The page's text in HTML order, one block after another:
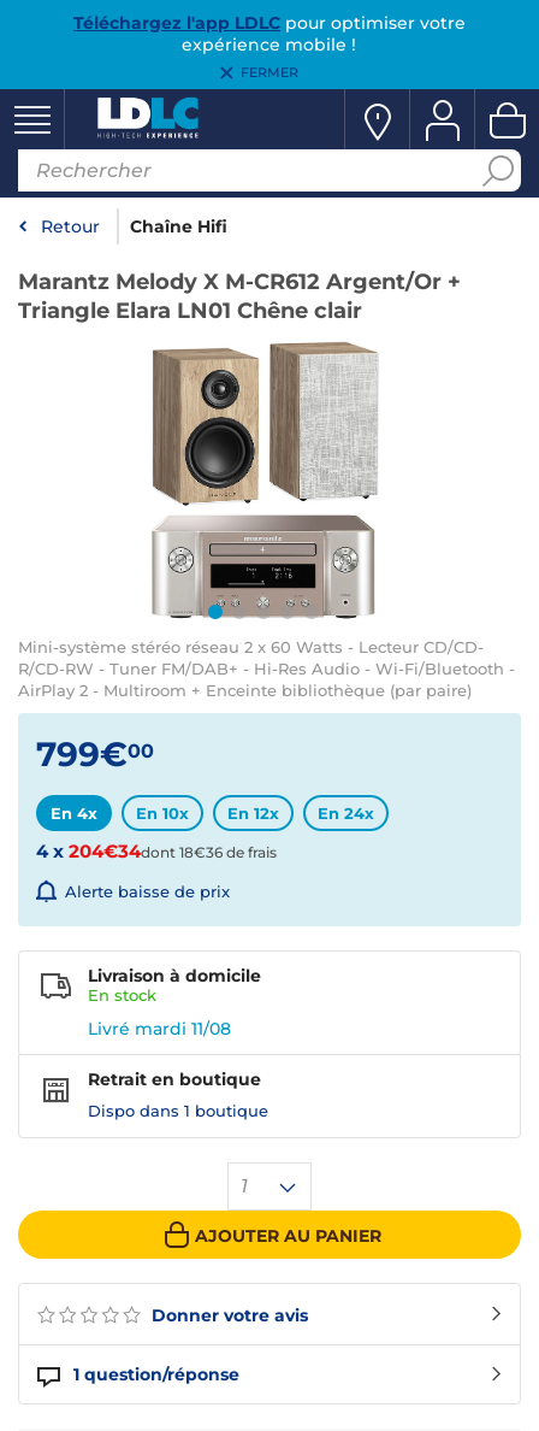
Téléchargez l'app LDLCpour optimiser votre
expérience mobile !
FERMER
Retour Chaîne Hifi
Marantz Melody X M-CR612 Argent/Or +
Triangle Elara LN01 Chêne clair
Mini-système stéréo réseau 2 x 60 Watts - Lecteur CD/CD-
R/CD-RW - Tuner FM/DAB+ - Hi-Res Audio - Wi-Fi/Bluetooth -
AirPlay 2 - Multiroom + Enceinte bibliothèque (par paire)
Donner votre avis
1 question/réponse
799€00
En 4x En 10x En 12x En 24x
4 x 204€34dont 18€36 de frais
Alerte baisse de prix
1
AJOUTER AU PANIER
Livraison à domicile
En stock
Livré mardi 11/08
Retrait en boutique
Dispo dans 1 boutique